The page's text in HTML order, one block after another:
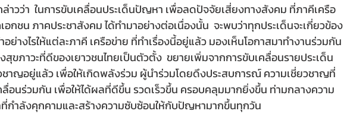
วว่า  ในการขับเคลื่อนประเด็นปัญหา เพื่อลดปัจจัยเสี่ยงทางสังคม ที่ภาคีเครือ
กชน ภาคประชาสังคม ได้ทำมาอย่างต่อเนื่องนั้น  จะพบว่าทุกประเด็นจะเกี่ยวข้อง
อย่างไรให้แต่ละภาคี เครือข่าย ที่ทำเรื่องนี้อยู่แล้ว มองเห็นโอกาสมาทำงานร่วมกัน
สุขภาวะที่ดีของเยาวชนไทยเป็นตัวตั้ง  ขยายเพิ่มจากการขับเคลื่อนรายประเด็น
าญอยู่แล้ว เพื่อให้เกิดพลังร่วม ผู้นำร่วมโดยดึงประสบการณ์ ความเชี่ยวชาญที่
อนร่วมกัน เพื่อให้ได้ผลที่ดีขึ้น รวดเร็วขึ้น ครอบคลุมมากยิ่งขึ้น ท่ามกลางความ
ที่กำลังคุกคามและสร้างความซับซ้อนให้กับปัญหามากขึ้นทุกวัน